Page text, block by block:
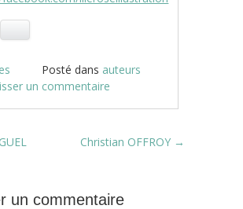
Posté dans auteurs
un commentaire
Christian OFFROY →
un commentaire